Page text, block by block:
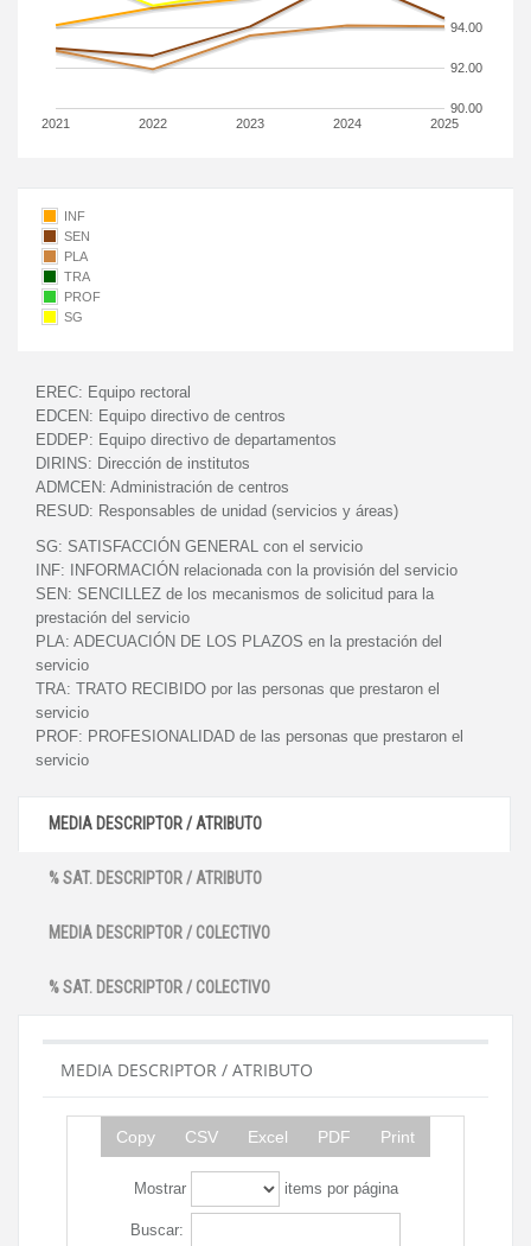
2021 2022 2023 2024 2025
90.00
92.00
94.00
INF
SEN
PLA
TRA
PROF
SG
EREC: Equipo rectoral
EDCEN: Equipo directivo de centros
EDDEP: Equipo directivo de departamentos
DIRINS: Dirección de institutos
ADMCEN: Administración de centros
RESUD: Responsables de unidad (servicios y áreas)
SG: SATISFACCIÓN GENERAL con el servicio
INF:
INFORMACIÓN relacionada con la provisión del servicio
SEN: SENCILLEZ de los mecanismos de solicitud para la
prestación del servicio
PLA: ADECUACIÓN DE LOS PLAZOS en la prestación del
servicio
TRA: TRATO RECIBIDO por las personas que prestaron el
servicio
PROF: PROFESIONALIDAD de las personas que prestaron el
servicio
MEDIA DESCRIPTOR / ATRIBUTO
% SAT. DESCRIPTOR / ATRIBUTO
MEDIA DESCRIPTOR / COLECTIVO
% SAT. DESCRIPTOR / COLECTIVO
MEDIA DESCRIPTOR / ATRIBUTO
Copy CSV Excel PDF Print
Mostrar items por página
Buscar: